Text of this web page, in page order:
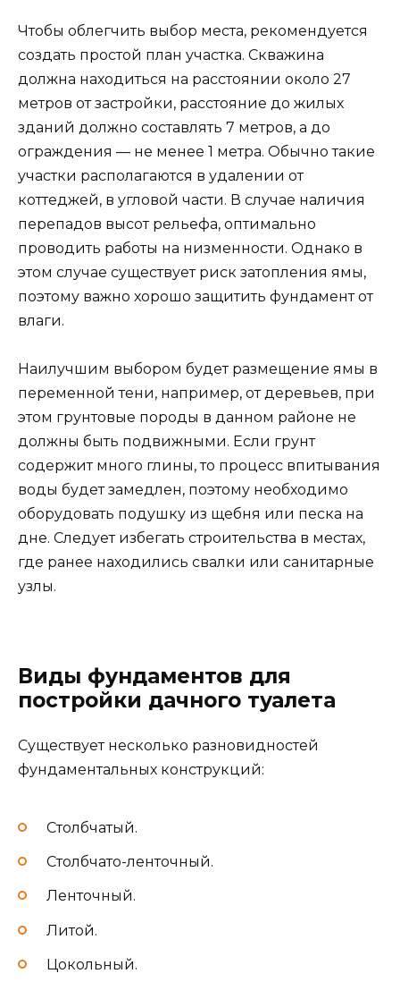
Чтобы облегчить выбор места, рекомендуется
создать простой план участка. Скважина
должна находиться на расстоянии около 27
метров от застройки, расстояние до жилых
зданий должно составлять 7 метров, а до
ограждения — не менее 1 метра. Обычно такие
участки располагаются в удалении от
коттеджей, в угловой части. В случае наличия
перепадов высот рельефа, оптимально
проводить работы на низменности. Однако в
этом случае существует риск затопления ямы,
поэтому важно хорошо защитить фундамент от
влаги.
Наилучшим выбором будет размещение ямы в
переменной тени, например, от деревьев, при
этом грунтовые породы в данном районе не
должны быть подвижными. Если грунт
содержит много глины, то процесс впитывания
воды будет замедлен, поэтому необходимо
оборудовать подушку из щебня или песка на
дне. Следует избегать строительства в местах,
где ранее находились свалки или санитарные
узлы.
Виды фундаментов для
постройки дачного туалета
Существует несколько разновидностей
фундаментальных конструкций:
Столбчатый.
Столбчато-ленточный.
Ленточный.
Литой.
Цокольный.